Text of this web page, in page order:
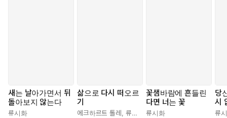
새는 날아가면서 뒤
돌아보지 않는다
류시화
삶으로 다시 떠오르
기
에크하르트 톨레, 류시화
꽃샘바람에 흔들린
다면 너는 꽃
류시화
당
시
습
류